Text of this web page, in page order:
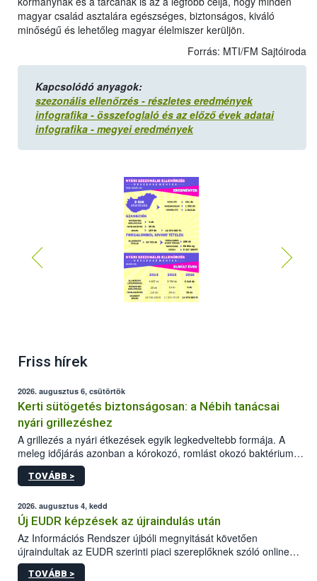
magyar család asztalára egészséges, biztonságos, kiváló
minőségű és lehetőleg magyar élelmiszer kerüljön.
Forrás: MTI/FM Sajtóiroda
Kapcsolódó anyagok:
szezonális ellenőrzés - részletes eredmények
infografika - összefoglaló és az előző évek adatai
infografika - megyei eredmények
Friss hírek
2026. augusztus 6, csütörtök
Kerti sütögetés biztonságosan: a Nébih tanácsai
nyári grillezéshez
A grillezés a nyári étkezések egyik legkedveltebb formája. A
meleg időjárás azonban a kórokozó, romlást okozó baktériumok
gyorsabb szaporodásának is kedvez. A szabadtéri sütögetés
ezért nem csupán a megfelelő sütési technikáról szól: legalább
higiéniai szabályok betartása, a megfelelő hőkezelés, valamint a
maradékok szakszerű tárolása. A Nemzeti Élelmiszerlánc-
biztonsági Hivatal (Nébih) Oktatási Programja összegyűjtötte a
biztonságos grillezés legfontosabb tudnivalóit.
TOVÁBB >
2026. augusztus 4, kedd
Új EUDR képzések az újraindulás után
Az Információs Rendszer újbóli megnyitását követően
újraindultak az EUDR szerinti piaci szereplőknek szóló online
képzések.
TOVÁBB >